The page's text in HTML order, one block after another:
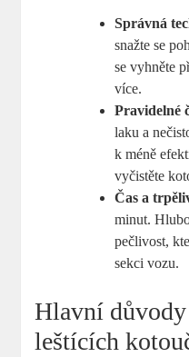
Správná
snažte se
se vyhněte
více.
Pravidelné
laku a
k méně
vyčistěte
Čas a
minut.
pečlivost,
sekci vozu.
Hlavní
leštících